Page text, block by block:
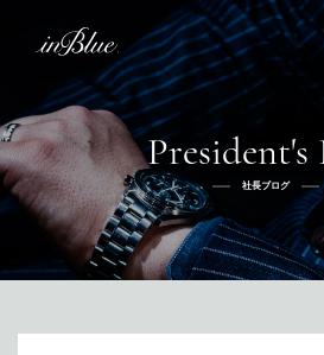
inBlueについて
inBlueの強み ヒス
オーダー方法
President's
社長ブログ